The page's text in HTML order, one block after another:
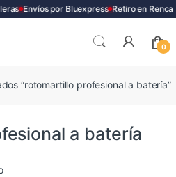
Envíos por Bluexpress Retiro en Renca
0
“rotomartillo profesional a batería”
a batería